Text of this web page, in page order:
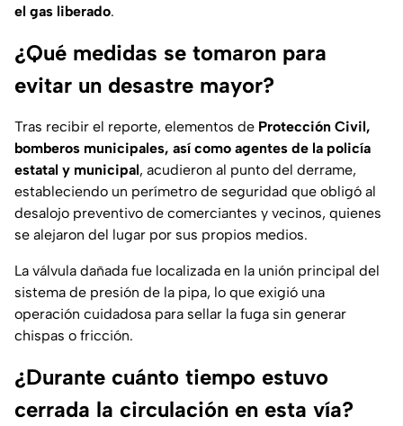
el gas liberado.
¿Qué medidas se tomaron para
evitar un desastre mayor?
Tras recibir el reporte, elementos de Protección Civil,
bomberos municipales, así como agentes de la policía
estatal y municipal, acudieron al punto del derrame,
estableciendo un perímetro de seguridad que obligó al
desalojo preventivo de comerciantes y vecinos, quienes
se alejaron del lugar por sus propios medios.
La válvula dañada fue localizada en la unión principal del
sistema de presión de la pipa, lo que exigió una
operación cuidadosa para sellar la fuga sin generar
chispas o fricción.
¿Durante cuánto tiempo estuvo
cerrada la circulación en esta vía?